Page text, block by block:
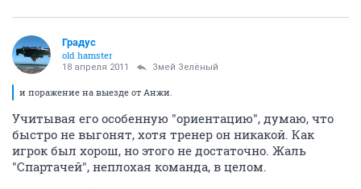
Градус
old hamster
18 апреля 2011 Змей Зелёный
и поражение на выезде от Анжи.
Учитывая его особенную "ориентацию", думаю, что
быстро не выгонят, хотя тренер он никакой. Как
игрок был хорош, но этого не достаточно. Жаль
"Спартачей", неплохая команда, в целом.